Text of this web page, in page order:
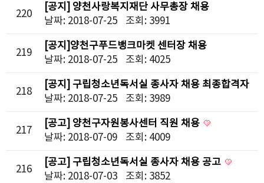
220
[공지] 양천사랑복지재단 사무총장 채용
최종합격자 발표
날짜: 2018-07-25 조회: 3991
219
[공지]양천구푸드뱅크마켓 센터장 채용
최종합격자 발표
날짜: 2018-07-25 조회: 4025
218
[공지] 구립청소년독서실 종사자 채용 최종합격자
발표
날짜: 2018-07-25 조회: 3989
217
[공고] 양천구자원봉사센터 직원 채용
날짜: 2018-07-09
조회: 4009
216
[공고] 구립청소년독서실 종사자 채용 공고
날짜: 2018-07-03
조회: 3852